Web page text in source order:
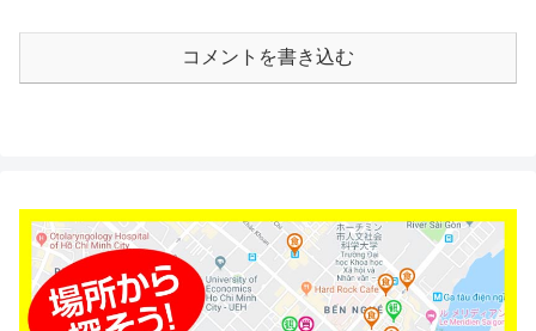
コメントを書き込む